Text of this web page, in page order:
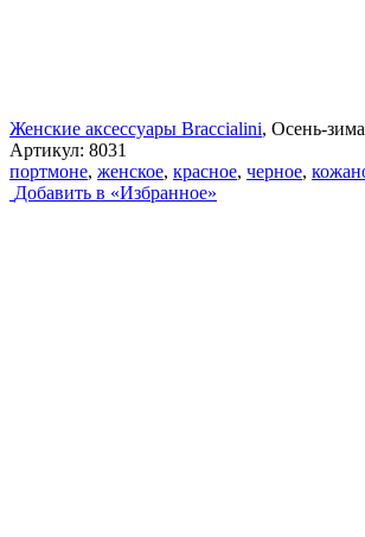
Женские аксессуары Braccialini, Осень-
Артикул: 8031
портмоне, женское, красное, черное,
Добавить в «Избранное»